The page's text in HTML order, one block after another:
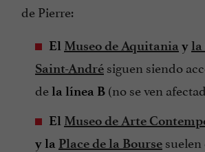
de Pierre:
El Museo de Aquitania y la
Saint-André siguen siendo
dela línea B (no se ven
El Museo de Arte
y la Place de la Bourse